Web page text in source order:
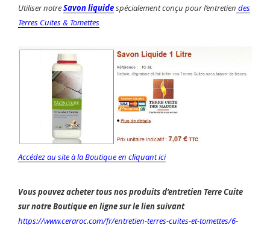
Utiliser notreSavon liquidespécialement conçu pour l’entretien des
Terres Cuites & Tomettes
Accédez au site à la Boutique en cliquant ici
Vous pouvez acheter tous nos produits d’entretien Terre Cuite
sur notre Boutique en ligne sur le lien suivant
https://www.ceraroc.com/fr/entretien-terres-cuites-et-tomettes/6-